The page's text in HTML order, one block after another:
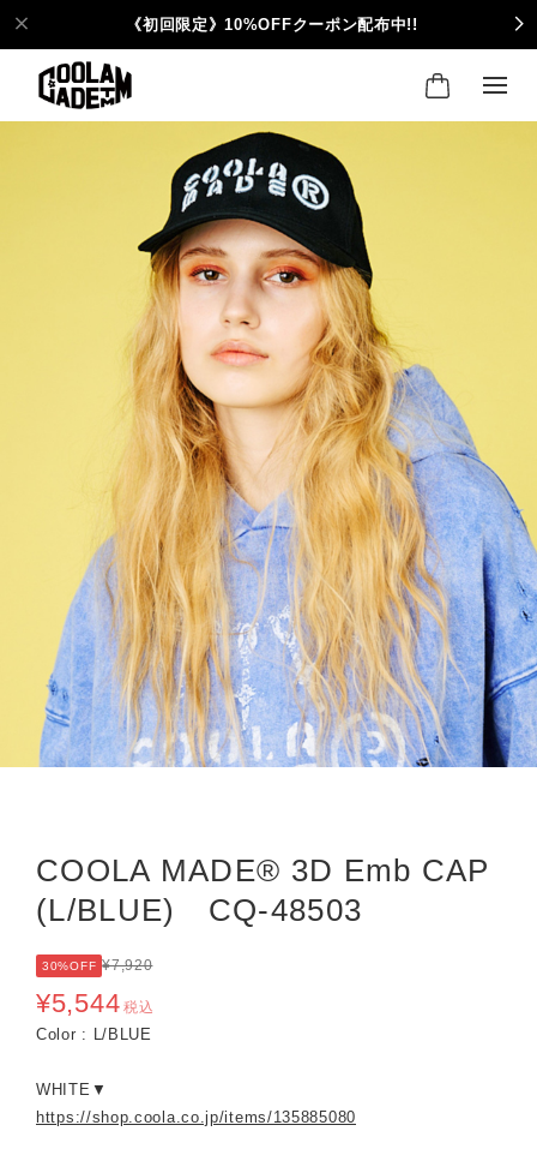
《初回限定》10%OFFクーポン配布中!!
COOLA MADE® 3D Emb CAP
(L/BLUE) CQ-48503
30%OFF ¥7,920
¥5,544 税込
Color : L/BLUE
WHITE▼
https://shop.coola.co.jp/items/135885080